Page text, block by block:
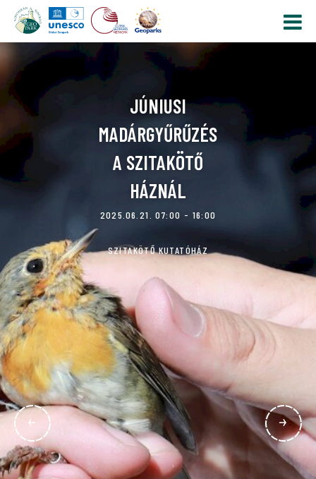
JÚNIUSI
MADÁRGYŰRŰZÉS
A SZITAKÖTŐ
HÁZNÁL
2025.06.21. 07:00 - 16:00
SZITAKÖTŐ KUTATÓHÁZ